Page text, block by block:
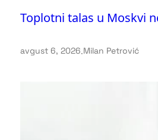
Toplotni talas u Moskvi
avgust 6, 2026.Milan Petrović